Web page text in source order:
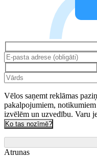
Vēlos saņemt reklāmas
pakalpojumiem,
izvēlēm un uzvedību. Varu
Ko tas nozīmē?
Atrunas